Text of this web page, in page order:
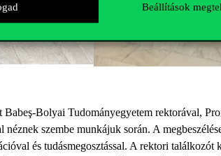
Beállítások
Bolyai Tudományegyetem rektorával,
szembe munkájuk során. A
és tudásmegosztással. A rektori